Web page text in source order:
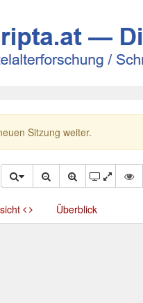
Sitzung weiter.
Überblick